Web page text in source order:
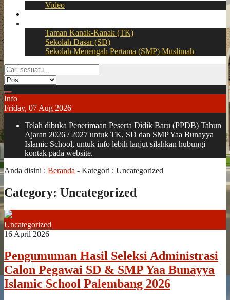
Video
Taman Kanak-Kanak (TK)
Sekolah Dasar (SD)
Sekolah Menengah Pertama (SMP) Muslimah
Info
Friday, 07 Aug 2026
Telah dibuka Penerimaan Peserta Didik Baru (PPDB) Tahun
Ajaran 2026 / 2027 untuk TK, SD dan SMP Yaa Bunayya
Islamic School, untuk info lebih lanjut silahkan hubungi
kontak pada website.
Anda disini : Beranda - Kategori : Uncategorized
Category: Uncategorized
Uncategorized
16 April 2026
Pengumuman Hasil Seleksi Administrasi
Calon Pegawai SD & SMP Yaa Bunayya
Islamic School Palembang 2026